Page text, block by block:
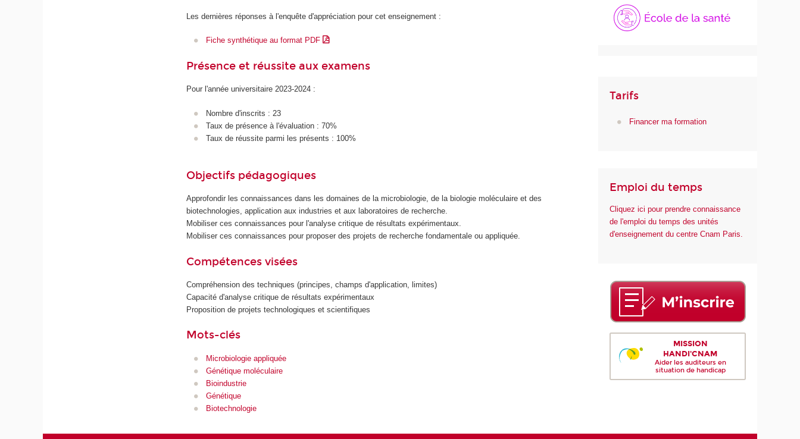
Les dernières réponses à l'enquête d'appréciation pour cet enseignement :
Fiche synthétique au format PDF
Présence et réussite aux examens
Pour l'année universitaire 2023-2024 :
Nombre d'inscrits : 23
Taux de présence à l'évaluation : 70%
Taux de réussite parmi les présents : 100%
Objectifs pédagogiques
Approfondir les connaissances dans les domaines de la microbiologie, de la biologie moléculaire et des
biotechnologies, application aux industries et aux laboratoires de recherche.
Mobiliser ces connaissances pour l'analyse critique de résultats expérimentaux.
Mobiliser ces connaissances pour proposer des projets de recherche fondamentale ou appliquée.
Compétences visées
Compréhension des techniques (principes, champs d'application, limites)
Capacité d'analyse critique de résultats expérimentaux
Proposition de projets technologiques et scientifiques
Mots-clés
Microbiologie appliquée
Génétique moléculaire
Bioindustrie
Génétique
Biotechnologie
Tarifs
Financer ma formation
Emploi du temps
Cliquez ici pour prendre connaissance
de l'emploi du temps des unités
d'enseignement du centre Cnam Paris.
MISSION
HANDI'CNAM
Aider les auditeurs en
situation de handicap